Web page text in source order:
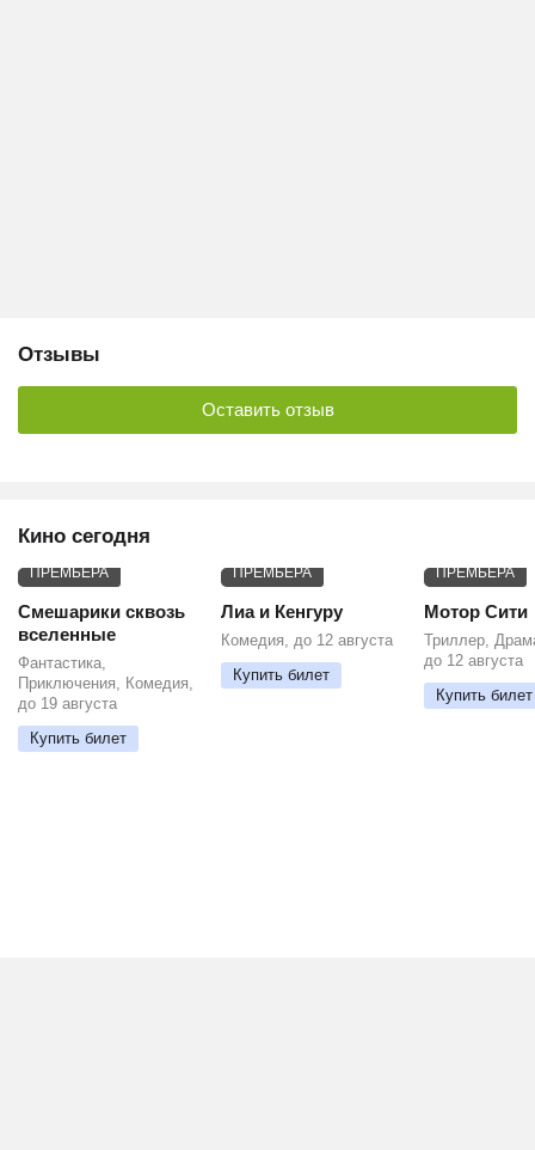
Отзывы
Оставить отзыв
Кино сегодня
ПРЕМЬЕРА
Смешарики сквозь
вселенные
Фантастика,
Приключения, Комедия,
до 19 августа
Купить билет
ПРЕМЬЕРА
Лиа и Кенгуру
Комедия, до 12 августа
Купить билет
ПРЕМЬЕРА
Мотор Сити
Триллер,
до 12 августа
Купить билет